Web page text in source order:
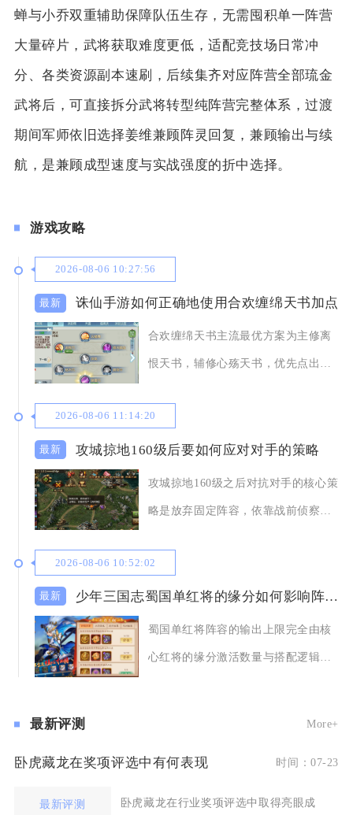
蝉与小乔双重辅助保障队伍生存，无需囤积单一阵营
大量碎片，武将获取难度更低，适配竞技场日常冲
分、各类资源副本速刷，后续集齐对应阵营全部琉金
武将后，可直接拆分武将转型纯阵营完整体系，过渡
期间军师依旧选择姜维兼顾阵灵回复，兼顾输出与续
航，是兼顾成型速度与实战强度的折中选择。
游戏攻略
2026-08-06 10:27:56
诛仙手游如何正确地使用合欢缠绵天书加点
合欢缠绵天书主流最优方案为主修离
恨天书，辅修心殇天书，优先点出所
2026-08-06 11:14:20
攻城掠地160级后要如何应对对手的策略
攻城掠地160级之后对抗对手的核心策
略是放弃固定阵容，依靠战前侦察判
2026-08-06 10:52:02
少年三国志蜀国单红将的缘分如何影响阵容的输出
蜀国单红将阵容的输出上限完全由核
心红将的缘分激活数量与搭配逻辑决
最新评测 More+
卧虎藏龙在奖项评选中有何表现 时间：07-23
最新评测 卧虎藏龙在行业奖项评选中取得亮眼成